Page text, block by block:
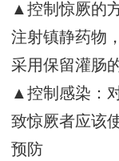
▲控制惊厥的
注射镇静药物
采用保留灌肠
▲控制感染：
致惊厥者应该
预防